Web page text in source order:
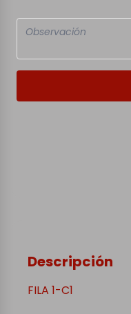
Descripción
FILA 1-C1